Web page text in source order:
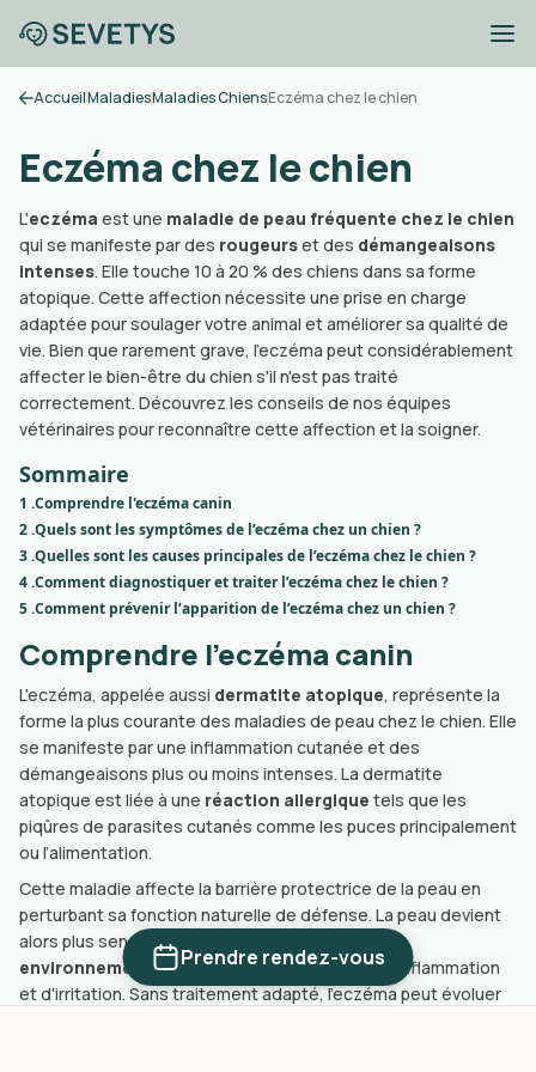
Prendre rendez-vous
AccueilMaladiesMaladies ChiensEczéma chez le chien
Eczéma chez le chien
L'eczéma est une maladie de peau fréquente chez le chien
qui se manifeste par des rougeurset des démangeaisons
intenses. Elle touche 10 à 20 % des chiens dans sa forme
atopique. Cette affection nécessite une prise en charge
adaptée pour soulager votre animal et améliorer sa qualité de
vie. Bien que rarement grave, l'eczéma peut considérablement
affecter le bien-être du chien s'il n'est pas traité
correctement. Découvrez les conseils de nos équipes
vétérinaires pour reconnaître cette affection et la soigner.
Sommaire
1 .Comprendre l'eczéma canin
2 .Quels sont les symptômes de l’eczéma chez un chien ?
3 .Quelles sont les causes principales de l’eczéma chez le chien ?
4 .Comment diagnostiquer et traiter l’eczéma chez le chien ?
5 .Comment prévenir l’apparition de l’eczéma chez un chien ?
Comprendre l'eczéma canin
L'eczéma, appelée aussi dermatite atopique, représente la
forme la plus courante des maladies de peau chez le chien. Elle
se manifeste par une inflammation cutanée et des
démangeaisons plus ou moins intenses. La dermatite
atopique est liée à une réaction allergique tels que les
piqûres de parasites cutanés comme les puces principalement
ou l’alimentation.
Cette maladie affecte la barrière protectrice de la peau en
perturbant sa fonction naturelle de défense. La peau devient
alors plus sensible et réactive aux
environnementaux, créant un cercle vicieux d'inflammation
et d'irritation. Sans traitement adapté, l'eczéma peut évoluer